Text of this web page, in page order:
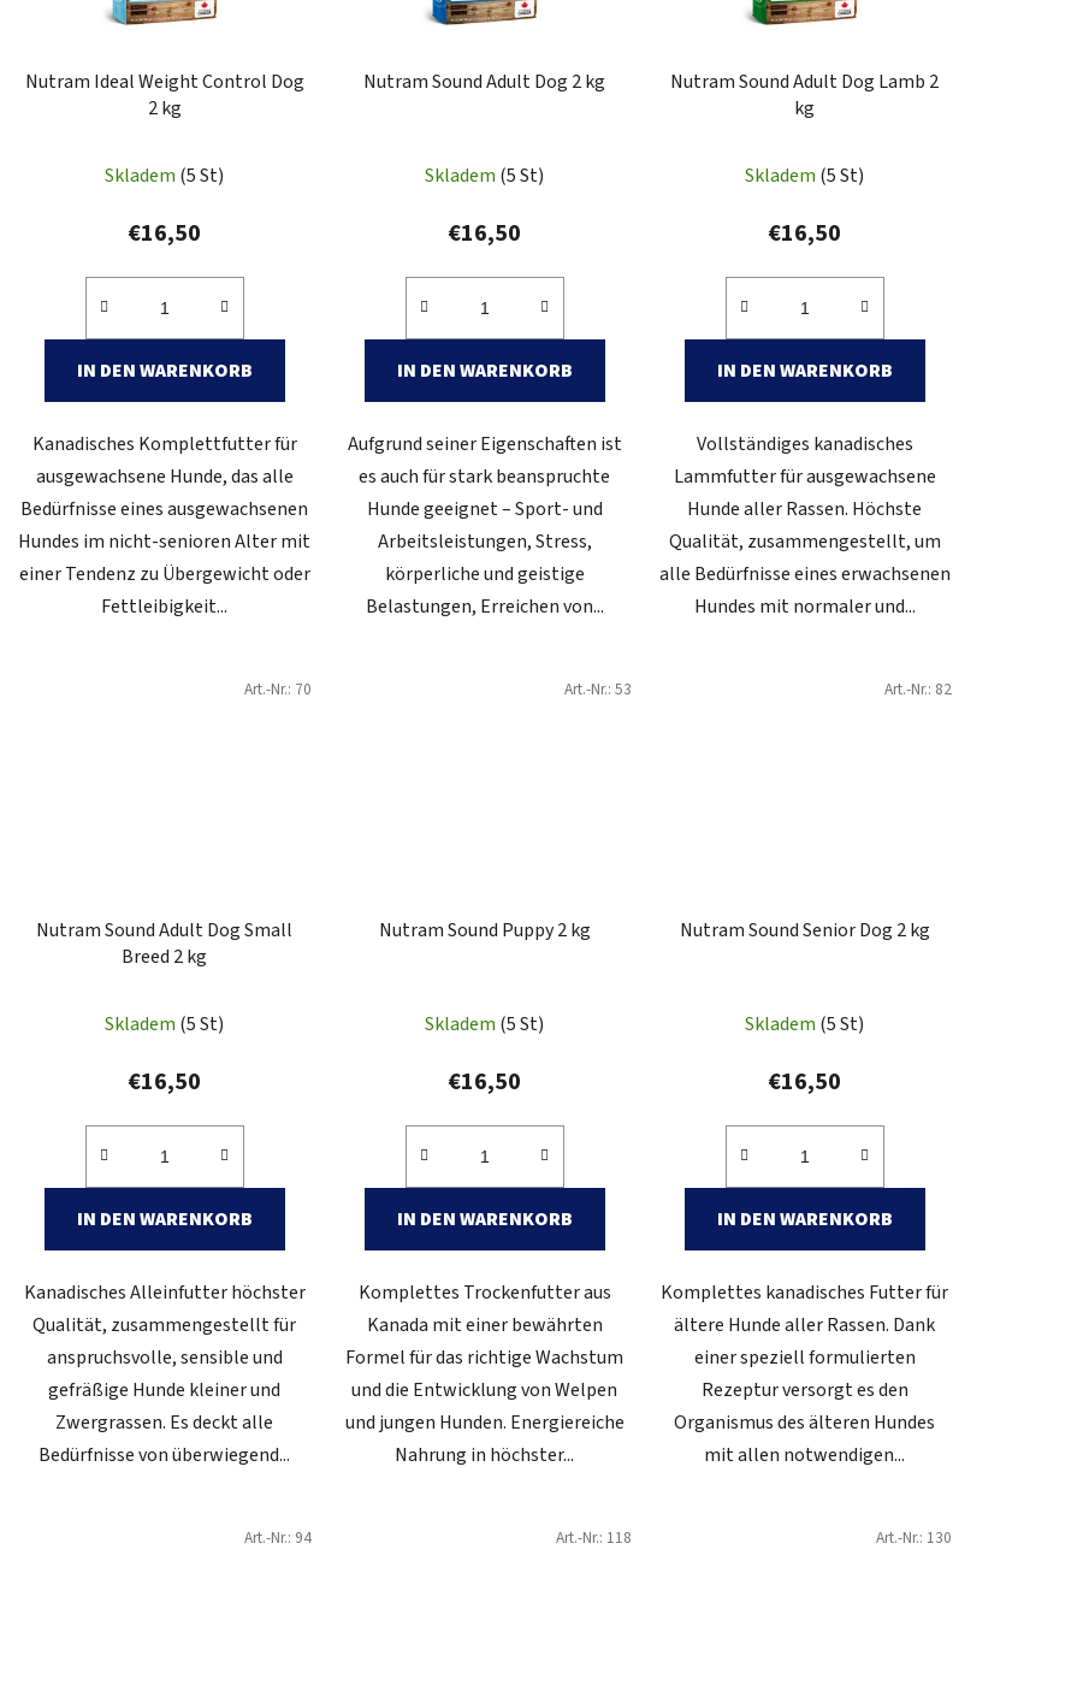
i
Nutram Ideal Weight Control Dog
2 kg
Skladem (5 St)
€16,50
IN DEN WARENKORB
Kanadisches Komplettfutter für
ausgewachsene Hunde, das alle
Bedürfnisse eines ausgewachsenen
Hundes im nicht-senioren Alter mit
einer Tendenz zu Übergewicht oder
Fettleibigkeit...
Nutram Sound Adult Dog 2 kg
Skladem (5 St)
€16,50
IN DEN WARENKORB
Aufgrund seiner Eigenschaften ist
es auch für stark beanspruchte
Hunde geeignet – Sport- und
Arbeitsleistungen, Stress,
körperliche und geistige
Belastungen, Erreichen von...
Nutram Sound Adult Dog Lamb 2
kg
Skladem (5 St)
€16,50
IN DEN WARENKORB
Vollständiges kanadisches
Lammfutter für ausgewachsene
Hunde aller Rassen. Höchste
Qualität, zusammengestellt, um
alle Bedürfnisse eines erwachsenen
Hundes mit normaler und...
Nutram Sound Adult Dog Small
Breed 2 kg
Skladem (5 St)
€16,50
IN DEN WARENKORB
Kanadisches Alleinfutter höchster
Qualität, zusammengestellt für
anspruchsvolle, sensible und
gefräßige Hunde kleiner und
Zwergrassen. Es deckt alle
Bedürfnisse von überwiegend...
Art.-Nr.: 70
Nutram Sound Puppy 2 kg
Skladem (5 St)
€16,50
IN DEN WARENKORB
Komplettes Trockenfutter aus
Kanada mit einer bewährten
Formel für das richtige Wachstum
und die Entwicklung von Welpen
und jungen Hunden. Energiereiche
Nahrung in höchster...
Art.-Nr.: 53
Nutram Sound Senior Dog 2 kg
Skladem (5 St)
€16,50
IN DEN WARENKORB
Komplettes kanadisches Futter für
ältere Hunde aller Rassen. Dank
einer speziell formulierten
Rezeptur versorgt es den
Organismus des älteren Hundes
mit allen notwendigen...
Art.-Nr.: 82
Art.-Nr.: 94 Art.-Nr.: 118 Art.-Nr.: 130